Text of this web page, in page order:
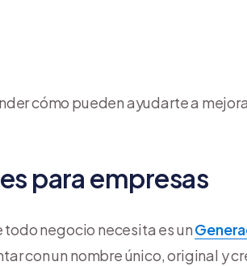
cómo pueden ayudarte a
para empresas
negocio necesita es un
con un nombre único, original y